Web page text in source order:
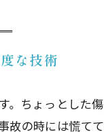
な技術
ちょっとした
の時には慌て